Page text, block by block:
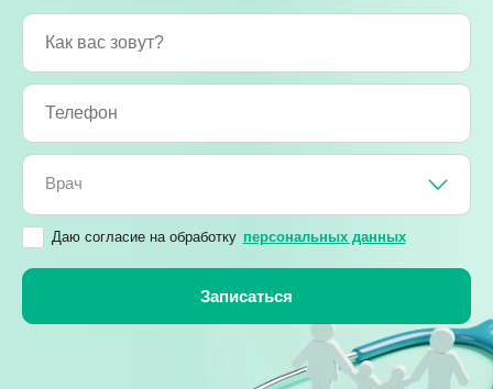
Врач
Даю согласие на обработку персональных данных